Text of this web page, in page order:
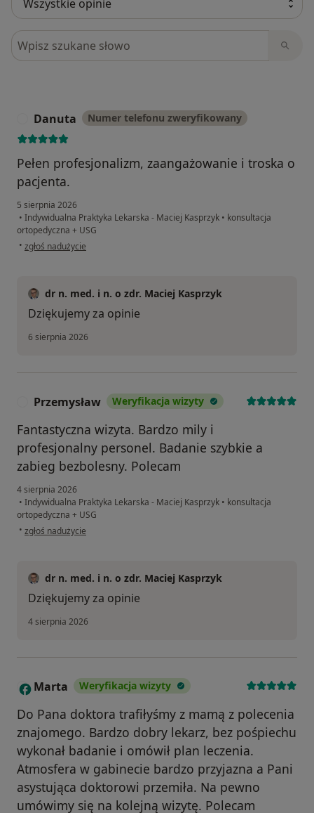
Szukaj w opiniach
Danuta Numer telefonu zweryfikowany
Pełen profesjonalizm, zaangażowanie i troska o
pacjenta.
5 sierpnia 2026
• Indywidualna Praktyka Lekarska - Maciej Kasprzyk • konsultacja
ortopedyczna + USG
• w opinii użytkownika Danuta
zgłoś nadużycie
dr n. med. i n. o zdr. Maciej Kasprzyk
Dziękujemy za opinie
6 sierpnia 2026
Przemysław Weryfikacja wizyty
Fantastyczna wizyta. Bardzo mily i
profesjonalny personel. Badanie szybkie a
zabieg bezbolesny. Polecam
4 sierpnia 2026
• Indywidualna Praktyka Lekarska - Maciej Kasprzyk • konsultacja
ortopedyczna + USG
• w opinii użytkownika Przemysław
zgłoś nadużycie
dr n. med. i n. o zdr. Maciej Kasprzyk
Dziękujemy za opinie
4 sierpnia 2026
M Marta Weryfikacja wizyty
Do Pana doktora trafiłyśmy z mamą z polecenia
znajomego. Bardzo dobry lekarz, bez pośpiechu
wykonał badanie i omówił plan leczenia.
Atmosfera w gabinecie bardzo przyjazna a Pani
asystująca doktorowi przemiła. Na pewno
umówimy się na kolejną wizytę. Polecam